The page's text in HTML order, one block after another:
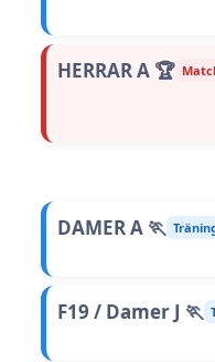
HERRAR A 🏆
DAMER A 🏃
F19 / Damer J 🏃